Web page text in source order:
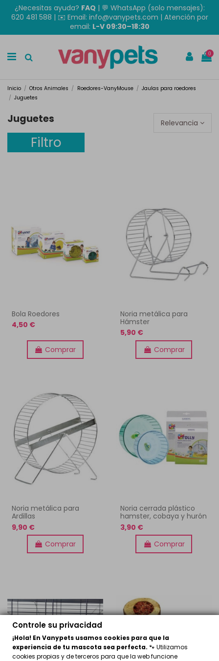
¿Necesitas ayuda? FAQ | 💬 WhatsApp (solo mensajes):
620 481 588 | ✉️ Email: info@vanypets.com | Atención por
email: L-V 09:30–18:30
0
Inicio Otros Animales Roedores-VanyMouse
Jaulas para roedores
Juguetes
Juguetes Relevancia
Filtro
Bola Roedores
4,50 €
Comprar
Noria metálica para
Hámster
5,90 €
Comprar
Noria metálica para
Ardillas
9,90 €
Comprar
Noria cerrada plástico
hamster, cobaya y hurón
3,90 €
Comprar
Controle su privacidad
¡Hola! En Vanypets usamos cookies para que la
experiencia de tu mascota sea perfecta. 🐾 Utilizamos
cookies propias y de terceros para que la web funcione